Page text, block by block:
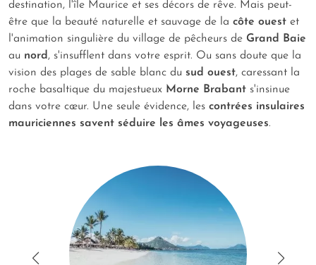
destination, l'île Maurice et ses décors de rêve. Mais peut-
être que la beauté naturelle et sauvage de la côte ouest et
l'animation singulière du village de pêcheurs de Grand Baie
au nord, s'insufflent dans votre esprit. Ou sans doute que la
vision des plages de sable blanc du sud ouest, caressant la
roche basaltique du majestueux Morne Brabant s'insinue
dans votre cœur. Une seule évidence, les contrées insulaires
mauriciennes savent séduire les âmes voyageuses.